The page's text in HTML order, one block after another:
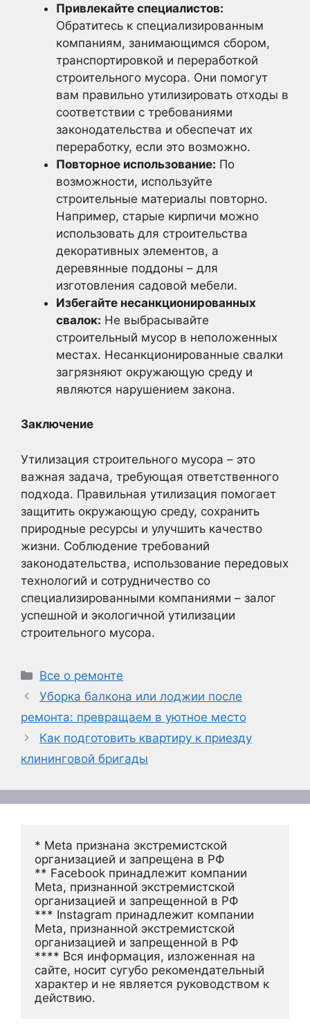
Привлекайте специалистов:
Обратитесь к специализированным
компаниям, занимающимся сбором,
транспортировкой и переработкой
строительного мусора. Они помогут
вам правильно утилизировать отходы в
соответствии с требованиями
законодательства и обеспечат их
переработку, если это возможно.
Повторное использование: По
возможности, используйте
строительные материалы повторно.
Например, старые кирпичи можно
использовать для строительства
декоративных элементов, а
деревянные поддоны – для
изготовления садовой мебели.
Избегайте несанкционированных
свалок: Не выбрасывайте
строительный мусор в неположенных
местах. Несанкционированные свалки
загрязняют окружающую среду и
являются нарушением закона.
Заключение
Утилизация строительного мусора – это
важная задача, требующая ответственного
подхода. Правильная утилизация помогает
защитить окружающую среду, сохранить
природные ресурсы и улучшить качество
жизни. Соблюдение требований
законодательства, использование передовых
технологий и сотрудничество со
специализированными компаниями – залог
успешной и экологичной утилизации
строительного мусора.
Рубрики
Все о ремонте
Уборка балкона или лоджии после
ремонта: превращаем в уютное место
Как подготовить квартиру к приезду
клининговой бригады
* Meta признана экстремистской
организацией и запрещена в РФ
** Facebook принадлежит компании
Meta, признанной экстремистской
организацией и запрещенной в РФ
*** Instagram принадлежит компании
Meta, признанной экстремистской
организацией и запрещенной в РФ
**** Вся информация, изложенная на
сайте, носит сугубо рекомендательный
характер и не является руководством к
действию.